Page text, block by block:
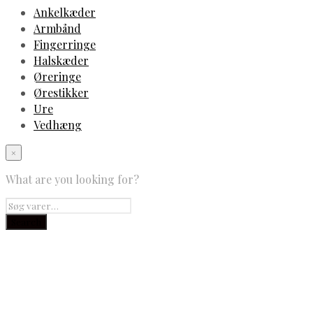
Ankelkæder
Armbånd
Fingerringe
Halskæder
Øreringe
Ørestikker
Ure
Vedhæng
×
What are you looking for?